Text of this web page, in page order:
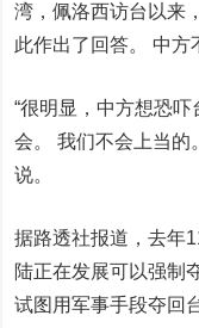
湾，佩洛西访台以来
此作出了回答。 中方
“很明显，中方想恐
会。 我们不会上当的
说。
据路透社报道，去年
陆正在发展可以强制
试图用军事手段夺回